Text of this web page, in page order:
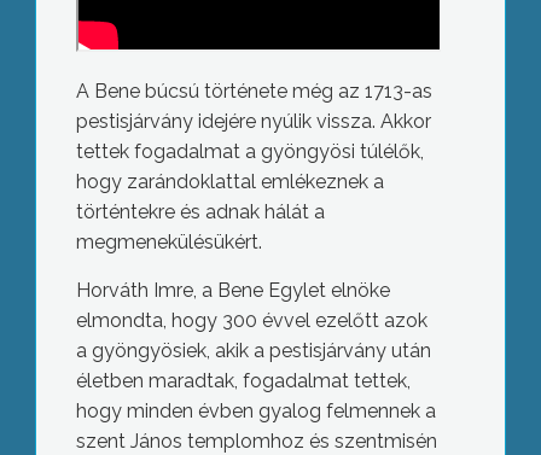
A Bene búcsú története még az 1713-as
pestisjárvány idejére nyúlik vissza. Akkor
tettek fogadalmat a gyöngyösi túlélők,
hogy zarándoklattal emlékeznek a
történtekre és adnak hálát a
megmenekülésükért.
Horváth Imre, a Bene Egylet elnöke
elmondta, hogy 300 évvel ezelőtt azok
a gyöngyösiek, akik a pestisjárvány után
életben maradtak, fogadalmat tettek,
hogy minden évben gyalog felmennek a
szent János templomhoz és szentmisén